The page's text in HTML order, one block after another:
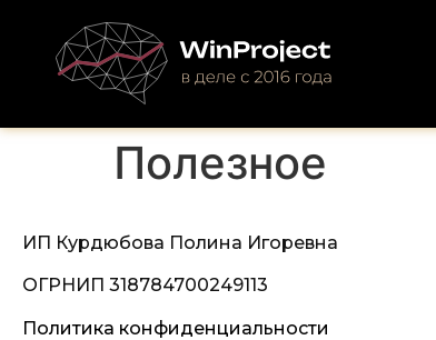
Полезное
ИП Курдюбова Полина Игоревна
ОГРНИП 318784700249113
Политика конфиденциальности